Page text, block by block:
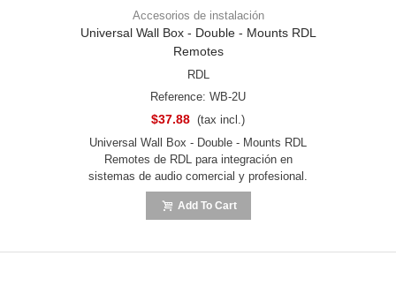
Accesorios de instalación
Universal Wall Box - Double - Mounts RDL
Remotes
RDL
Reference: WB-2U
$37.88 (tax incl.)
Universal Wall Box - Double - Mounts RDL
Remotes de RDL para integración en
sistemas de audio comercial y profesional.
Add To Cart